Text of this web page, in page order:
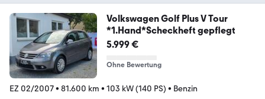
Volkswagen Golf Plus V Tour
*1.Hand*Scheckheft gepflegt
5.999 €
Ohne Bewertung
EZ 02/2007• 81.600 km • 103 kW (140 PS) • Benzin